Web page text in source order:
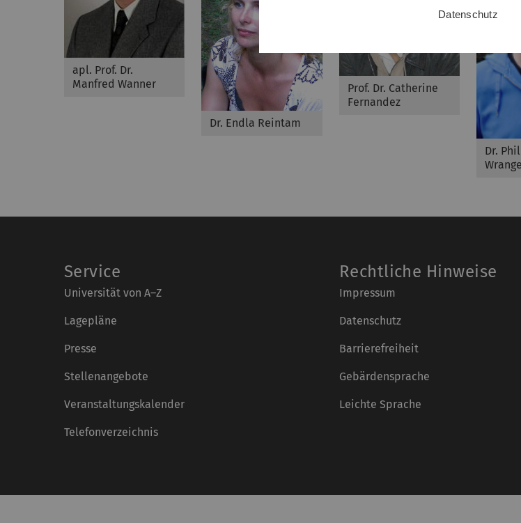
apl. Prof. Dr.
Manfred Wanner
Dr. Endla Reintam
Prof. Dr. Catherine
Fernandez
Dr.
Service
Universität von A–Z
Lagepläne
Presse
Stellenangebote
Veranstaltungskalender
Telefonverzeichnis
Rechtliche Hinweise
Impressum
Datenschutz
Barrierefreiheit
Gebärdensprache
Leichte Sprache
Datenschutz